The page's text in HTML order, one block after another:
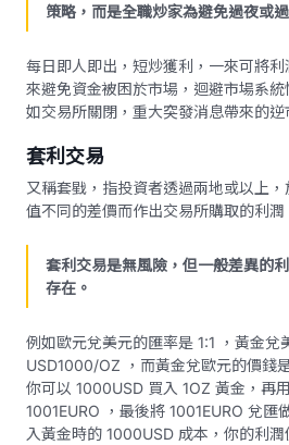
策略，而是全職炒家為避免過夜或
每日即人即出，短炒獲利，一來可將
來避免資金被困於市場，迴避市場系
如交易所關閉，重大突發消息帶來的逆
套利交易
又稱套戥，指投資者透過兩地或以上
值不同的差價而作出交易所購取的利潤
套利交易是無風險，但一般差異的
存在。
例如歐元兌美元的匯率是 1:1 ，黃金兌
USD1000/OZ ，而黃金兌歐元的價錢
你可以 1000USD 買入 1OZ 黃金，再
1001EURO ，最後將 1001EURO 兌匯
入黃金時的 1000USD 成本，你的利潤